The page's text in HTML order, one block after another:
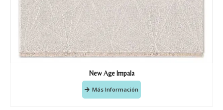
New Age Impala
Más Información